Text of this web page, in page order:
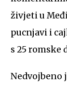
živjeti u
pucnjavi i
s 25 romske
Nedvojbeno